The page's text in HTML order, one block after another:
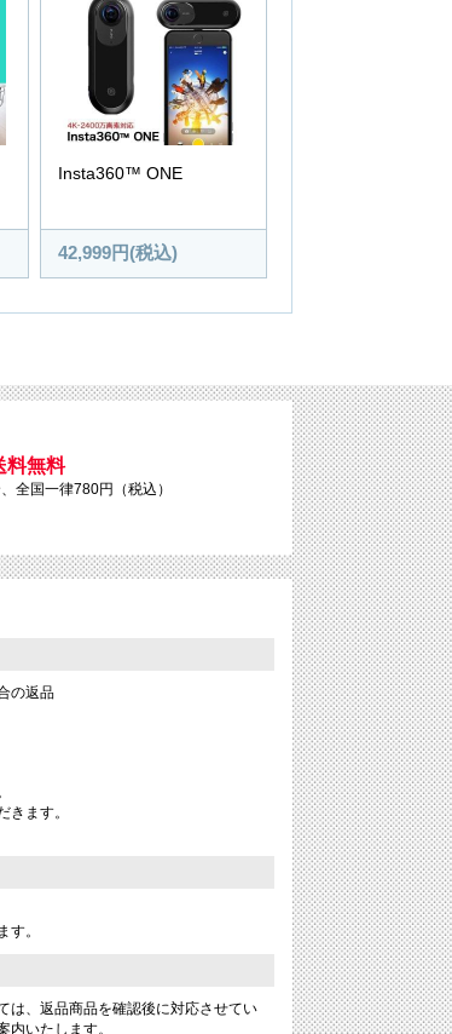
Insta360™ ONE
42,999円(税込)